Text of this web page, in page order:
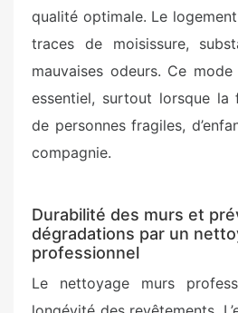
qualité optimale. Le
traces de moisissure,
mauvaises odeurs. Ce
essentiel, surtout lorsque la
de personnes fragiles,
compagnie.
Durabilité des murs et
dégradations par un
professionnel
Le nettoyage murs